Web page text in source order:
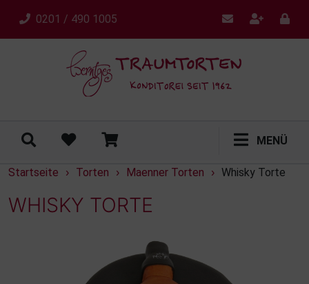
0201 / 490 1005
MENÜ
Startseite › Torten › Maenner Torten › Whisky Torte
WHISKY TORTE